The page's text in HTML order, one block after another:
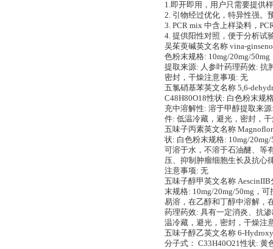
1.即开即用，用户只需要提供
2. 引物经过优化，特异性强。
3. PCR mix 中含上样染料，
4. 提供阳性对照，便于分析试
吴茱萸碱英文名称 vina-
色粉末规格: 10mg/20mg/
提取来源: 人参叶药理药效: 抗
密封，干燥注意事项: 无
五氯硝基苯英文名称 5,6-
C48H80O18性状: 白色粉末规
充中溶解性: 溶于甲醇提取来
件: 低温冷藏，避光，密封，
五味子丙素英文名称
状: 白色粉末规格: 10mg/
可溶于水，不溶于石油醚、等
压、抑制肿瘤细胞生长及抗心
注意事项: 无
五味子醇甲英文名称 AescinIIB
末规格: 10mg/20mg/50mg，
易溶，在乙醇和丁醇中溶解，
药理药效: 具有一定消炎、抗
温冷藏，避光，密封，干燥注
五味子醇乙英文名称 6-
分子式： C33H40O21性状: